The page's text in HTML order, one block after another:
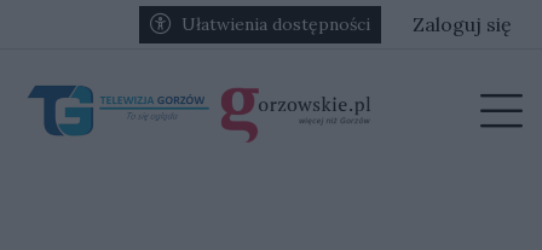
Przejdź do głównych treści
Przejdź do głównego menuUłatwienia dostępności Zaloguj się